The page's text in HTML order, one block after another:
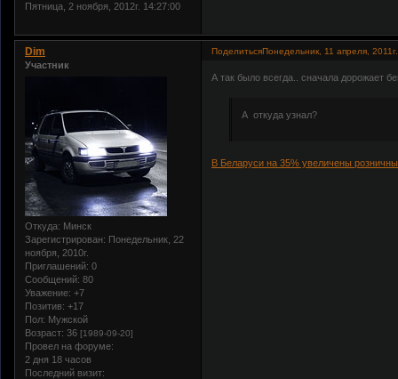
Пятница, 2 ноября, 2012г. 14:27:00
ПоделитьсяПонедельник, 11 апреля,
Dim
Участник
Откуда: Минск
Зарегистрирован: Понедельник, 22
ноября, 2010г.
Приглашений: 0
Сообщений: 80
Уважение: +7
Позитив: +17
Пол: Мужской
Возраст: 36 [1989-09-20]
Провел на форуме:
2 дня 18 часов
Последний визит:
А так было всегда.. сначала дорожает
А откуда узнал?
В Беларуси на 35% увеличены